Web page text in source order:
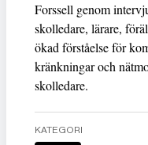
Forssell genom
skolledare, lärare,
ökad förståelse för
kränkningar och
skolledare.
KATEGORI